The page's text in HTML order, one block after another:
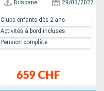
Brisbane 29/03/2027
659 CHF
Clubs enfants dès 2 ans
Activités à bord incluses
Pension complète